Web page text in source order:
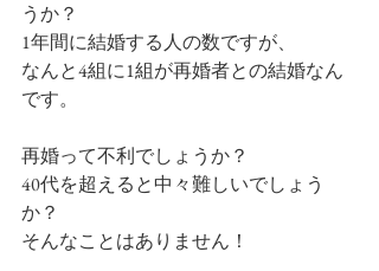
うか？
1年間に結婚する人の数ですが、
なんと4組に1組が再婚者との結婚なん
です。
再婚って不利でしょうか？
40代を超えると中々難しいでしょう
か？
そんなことはありません！